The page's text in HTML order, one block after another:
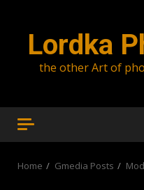
Lordka
the other Art of
Home Gmedia Posts